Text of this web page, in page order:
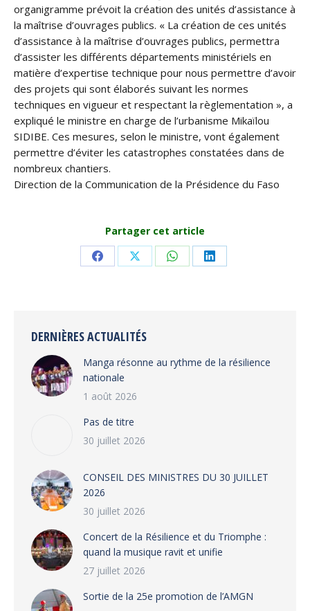
organigramme prévoit la création des unités d’assistance à
la maîtrise d’ouvrages publics. « La création de ces unités
d’assistance à la maîtrise d’ouvrages publics, permettra
d’assister les différents départements ministériels en
matière d’expertise technique pour nous permettre d’avoir
des projets qui sont élaborés suivant les normes
techniques en vigueur et respectant la règlementation », a
expliqué le ministre en charge de l’urbanisme Mikaïlou
SIDIBE. Ces mesures, selon le ministre, vont également
permettre d’éviter les catastrophes constatées dans de
nombreux chantiers.
Direction de la Communication de la Présidence du Faso
Partager cet article
Share Share Share Share
DERNIÈRES ACTUALITÉS
Manga résonne au rythme de la résilience
nationale
1 août 2026
Pas de titre
30 juillet 2026
CONSEIL DES MINISTRES DU 30 JUILLET
2026
30 juillet 2026
‎​Concert de la Résilience et du Triomphe :
quand la musique ravit et unifie
27 juillet 2026
‎Sortie de la 25e promotion de l’AMGN